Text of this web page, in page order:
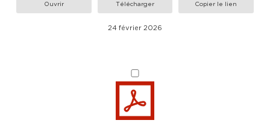
Ouvrir Télécharger Copier le lien
24 février 2026